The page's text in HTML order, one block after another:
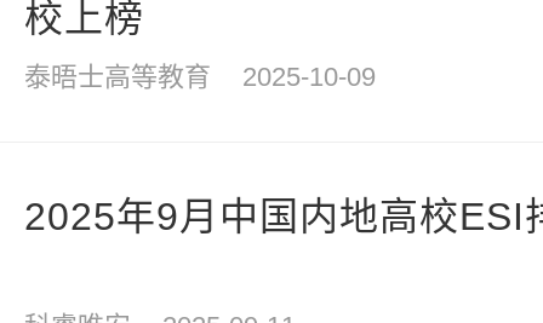
校上榜
泰晤士高等教育 2025-10-09
2025年9月中国内地高校ESI